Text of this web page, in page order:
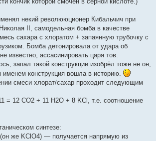
некий револююционер Кибальчич при
II, самодельная бомба в качестве
сахара с хлоратом + запаянную трубочку с
Бомба детонировала от удара об
известно, ассасинировать царя тов.
запал такой конструкции изобрёл тоже не он,
именем конструкция вошла в историю.
смеси хлорат/сахар проходит следующим
= 12 CO2 + 11 H2O + 8 KCl, т.е. соотношение
синтезе:
(он же KClO4) — получается напрямую из